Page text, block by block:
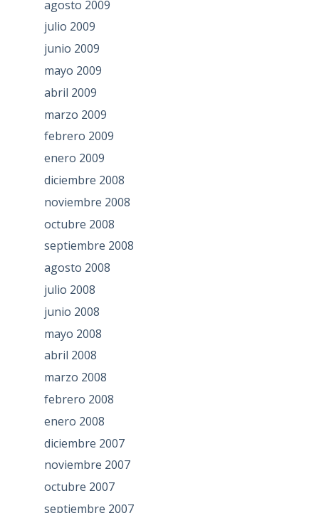
agosto 2009
julio 2009
junio 2009
mayo 2009
abril 2009
marzo 2009
febrero 2009
enero 2009
diciembre 2008
noviembre 2008
octubre 2008
septiembre 2008
agosto 2008
julio 2008
junio 2008
mayo 2008
abril 2008
marzo 2008
febrero 2008
enero 2008
diciembre 2007
noviembre 2007
octubre 2007
septiembre 2007